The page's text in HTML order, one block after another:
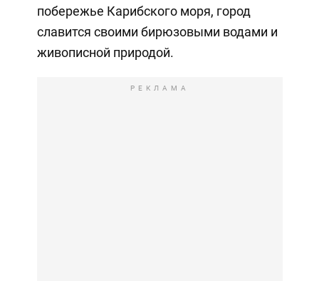
побережье Карибского моря, город
славится своими бирюзовыми водами и
живописной природой.
РЕКЛАМА